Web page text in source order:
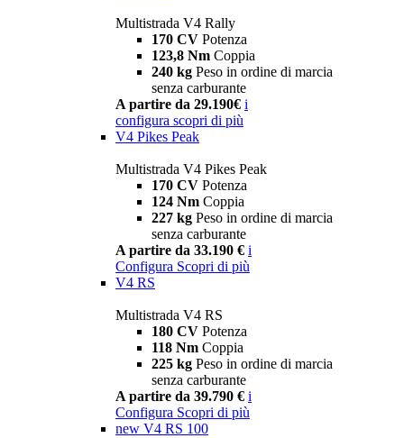
Multistrada V4 Rally
170 CV Potenza
123,8 Nm Coppia
240 kg Peso in ordine di marcia
senza carburante
A partire da 29.190€ i
configura scopri di più
V4 Pikes Peak
Multistrada V4 Pikes Peak
170 CV Potenza
124 Nm Coppia
227 kg Peso in ordine di marcia
senza carburante
A partire da 33.190 € i
Configura Scopri di più
V4 RS
Multistrada V4 RS
180 CV Potenza
118 Nm Coppia
225 kg Peso in ordine di marcia
senza carburante
A partire da 39.790 € i
Configura Scopri di più
new V4 RS 100